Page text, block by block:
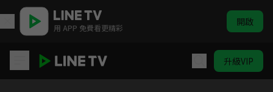
用 APP 免費看更精彩 開啟
升級VIP